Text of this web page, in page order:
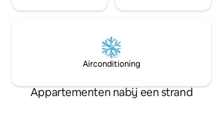
Airconditioning
Appartementen nabij een strand